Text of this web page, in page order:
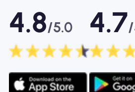
4.8/5.0 4.7